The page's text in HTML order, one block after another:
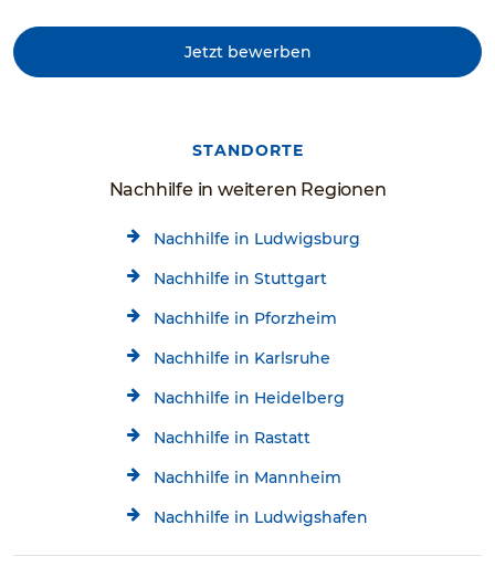
Jetzt bewerben
STANDORTE
Nachhilfe in weiteren Regionen
Nachhilfe in Ludwigsburg
Nachhilfe in Stuttgart
Nachhilfe in Pforzheim
Nachhilfe in Karlsruhe
Nachhilfe in Heidelberg
Nachhilfe in Rastatt
Nachhilfe in Mannheim
Nachhilfe in Ludwigshafen